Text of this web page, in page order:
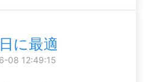
に最適
08 12:49:15